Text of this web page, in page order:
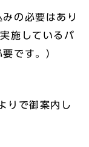
の必要はあり
施しているバ
です。）
りで御案内し